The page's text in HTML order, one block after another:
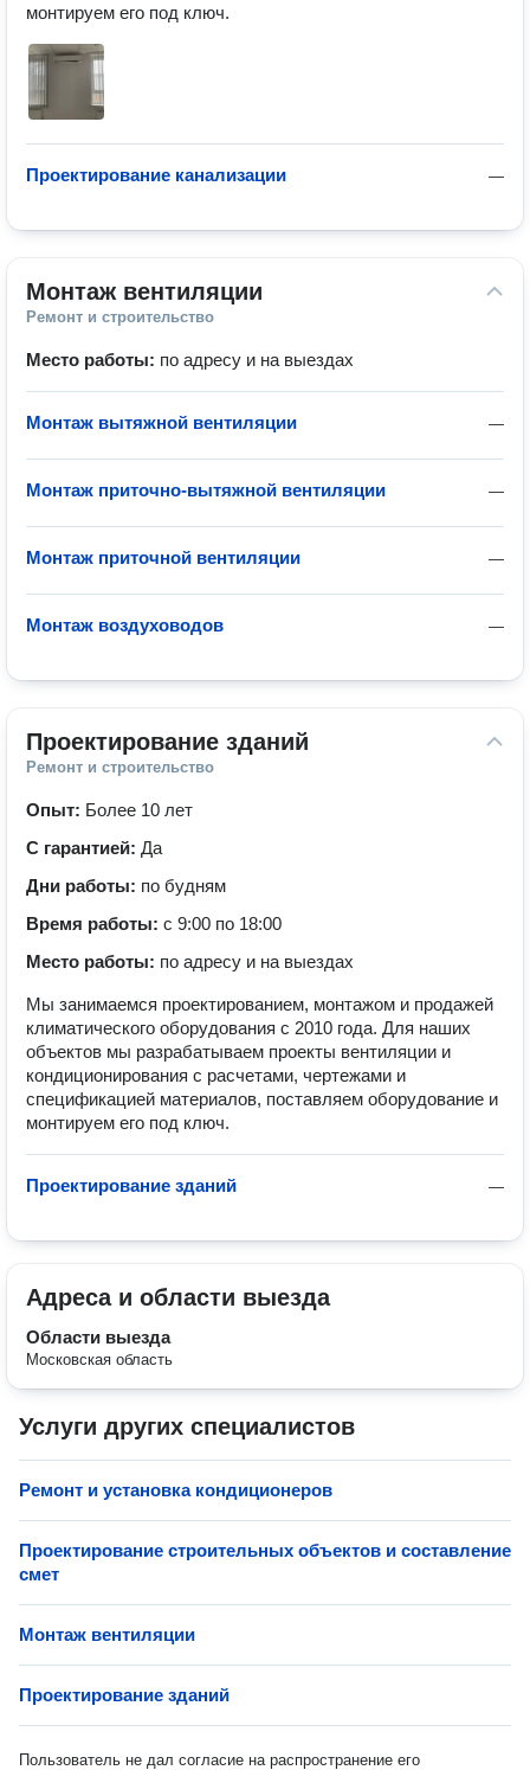
монтируем его под ключ.
—
Проектирование канализации
Монтаж вентиляции
Ремонт и строительство
Место работы: по адресу и на выездах
—
Монтаж вытяжной вентиляции
—
Монтаж приточно-вытяжной вентиляции
—
Монтаж приточной вентиляции
—
Монтаж воздуховодов
Проектирование зданий
Ремонт и строительство
Опыт: Более 10 лет
С гарантией: Да
Дни работы: по будням
Время работы: с 9:00 по 18:00
Место работы: по адресу и на выездах
Мы занимаемся проектированием, монтажом и продажей
климатического оборудования с 2010 года. Для наших
объектов мы разрабатываем проекты вентиляции и
кондиционирования с расчетами, чертежами и
спецификацией материалов, поставляем оборудование и
монтируем его под ключ.
—
Проектирование зданий
Адреса и области выезда
Области выезда
Московская область
Услуги других специалистов
Ремонт и установка кондиционеров
Проектирование строительных объектов и составление
смет
Монтаж вентиляции
Проектирование зданий
Пользователь не дал согласие на распространение его